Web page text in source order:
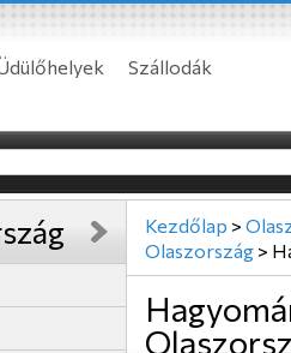
Szállodák
Kezdőlap >
Olaszország >